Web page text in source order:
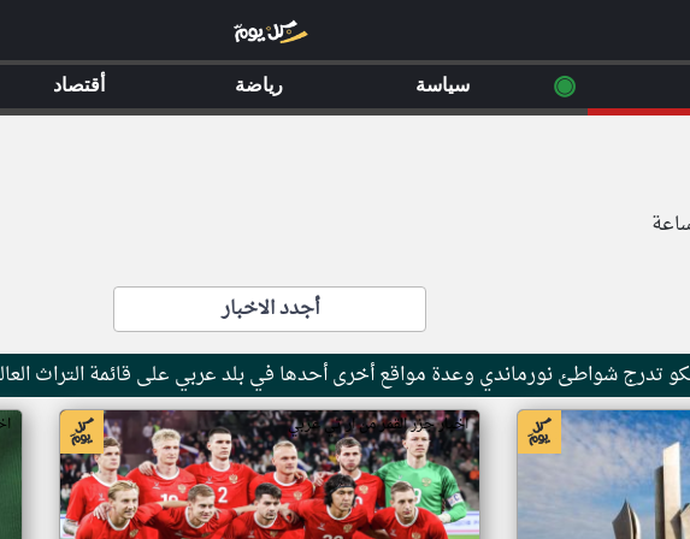
أجدد الاخبار
تدرج شواطئ نورماندي وعدة مواقع أخرى أحدها في بلد عربي على قائمة التراث
اخبار جزر القمر من ار تي عربي
◉ سياسة رياضة أقتصاد